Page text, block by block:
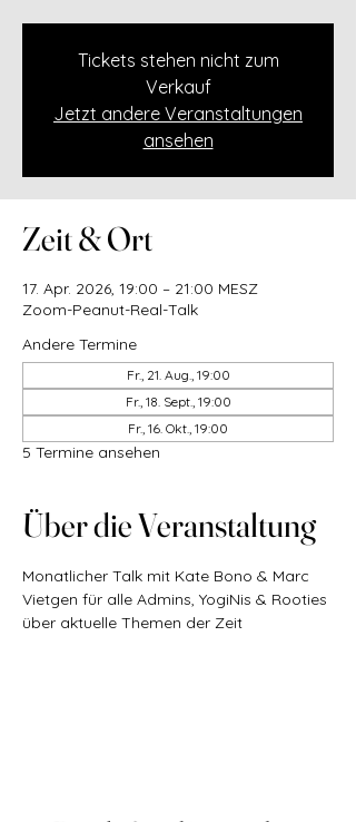
Tickets stehen nicht zum
Verkauf
Jetzt andere Veranstaltungen
ansehen
Zeit & Ort
17. Apr. 2026, 19:00 – 21:00 MESZ
Zoom-Peanut-Real-Talk
Andere Termine
Fr., 21. Aug., 19:00
Fr., 18. Sept., 19:00
Fr., 16. Okt., 19:00
5 Termine ansehen
Über die Veranstaltung
Monatlicher Talk mit Kate Bono & Marc
Vietgen für alle Admins, YogiNis & Rooties
über aktuelle Themen der Zeit